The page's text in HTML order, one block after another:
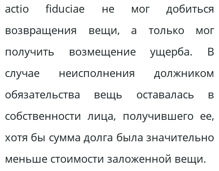
actio fiduciae не мог добиться
возвращения вещи, а только мог
получить возмещение ущерба. В
случае неисполнения должником
обязательства вещь оставалась в
собственности лица, получившего ее,
хотя бы сумма долга была значительно
меньше стоимости заложенной вещи.